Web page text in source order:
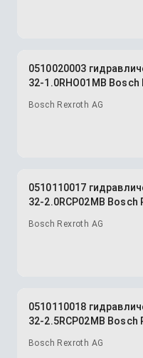
0510020003
32-1.0RHO01MB Bosch
Bosch Rexroth AG
0510110017
32-2.0RCP02MB Bosch
Bosch Rexroth AG
0510110018
32-2.5RCP02MB Bosch
Bosch Rexroth AG